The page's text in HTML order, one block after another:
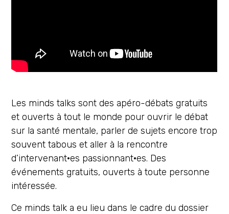
Les minds talks sont des apéro-débats gratuits
et ouverts à tout le monde pour ouvrir le débat
sur la santé mentale, parler de sujets encore trop
souvent tabous et aller à la rencontre
d’intervenant·es passionnant·es. Des
événements gratuits, ouverts à toute personne
intéressée.
Ce minds talk a eu lieu dans le cadre du dossier